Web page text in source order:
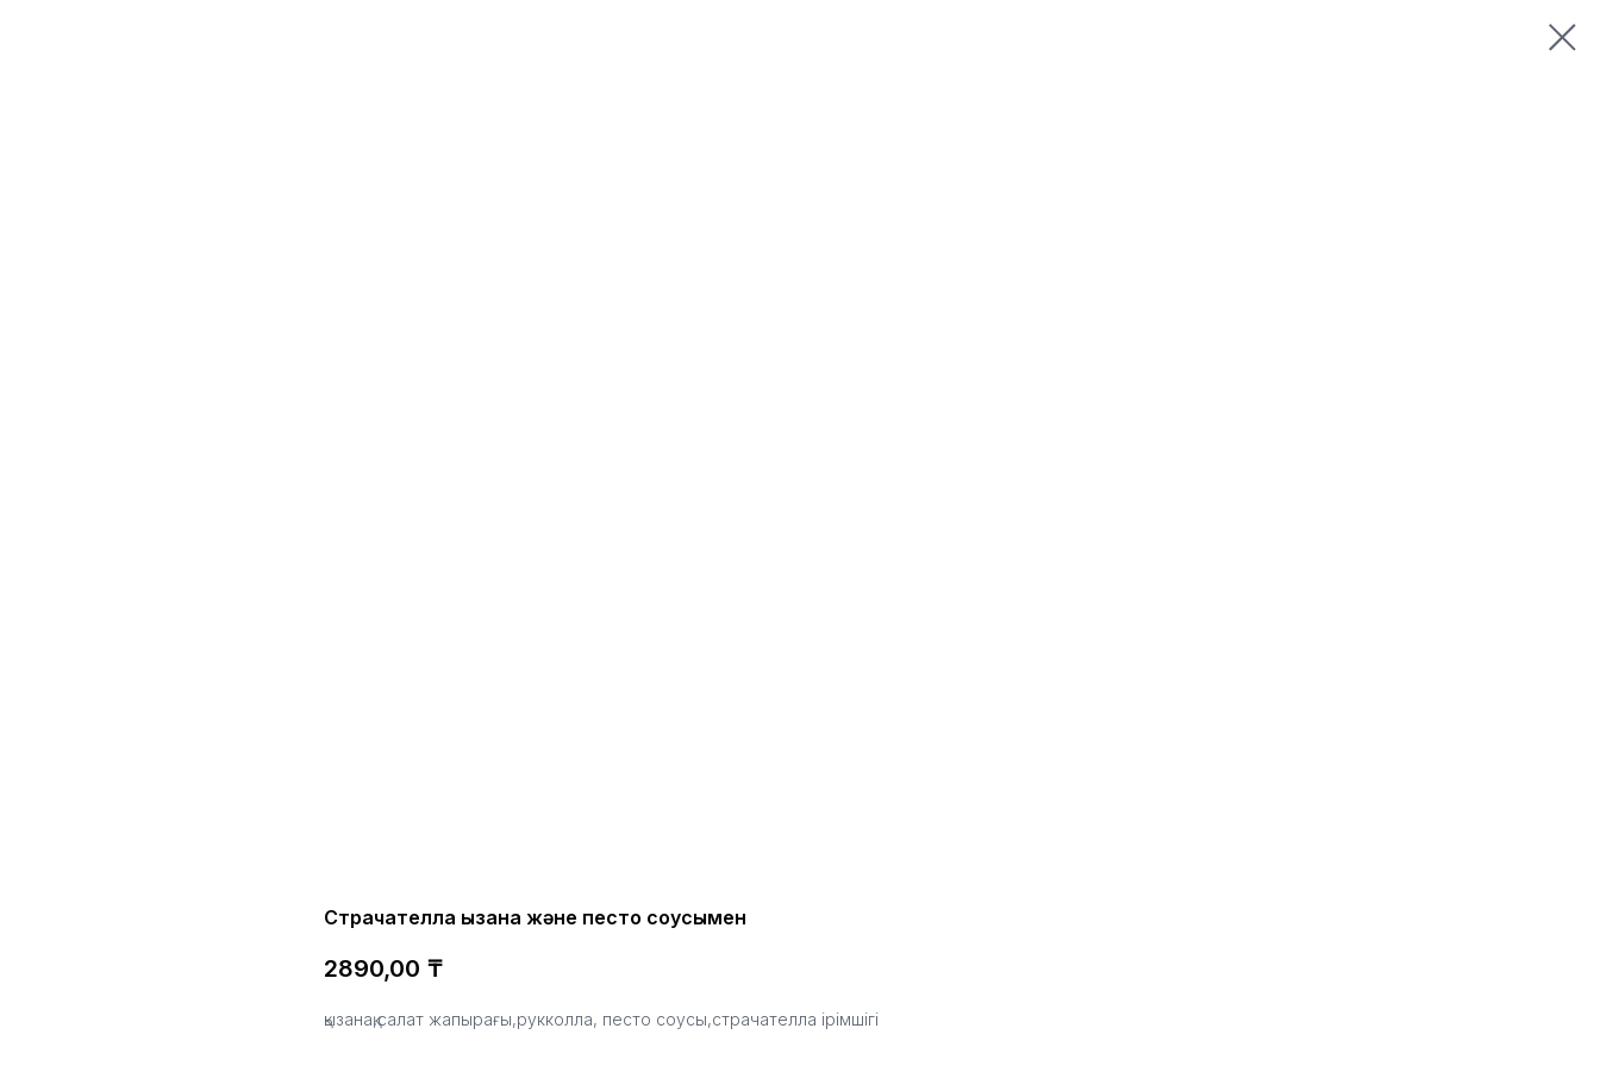
Страчателла қызанақ және песто соусымен
2890,00 ₸
қызанақ,салат жапырағы,рукколла, песто соусы,страчателла ірімшігі